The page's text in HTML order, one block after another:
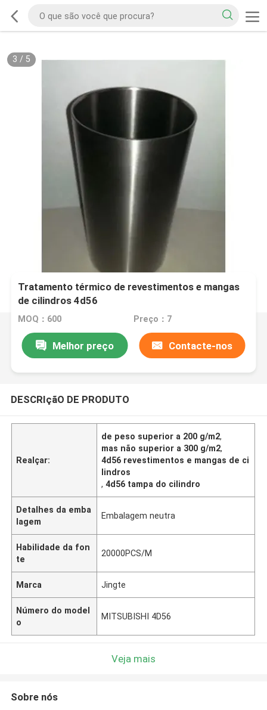
3 / 5
Tratamento térmico de revestimentos e mangas
de cilindros 4d56
MOQ：600 Preço：7
Melhor preço Contacte-nos
DESCRIçãO DE PRODUTO
Realçar:
de peso superior a 200 g/m2,
mas não superior a 300 g/m2,
4d56 revestimentos e mangas de ci
lindros
,4d56 tampa do cilindro
Detalhes da emba
lagem
Embalagem neutra
Habilidade da fon
te
20000PCS/M
Marca Jingte
Número do model
o
MITSUBISHI 4D56
Veja mais
Sobre nós